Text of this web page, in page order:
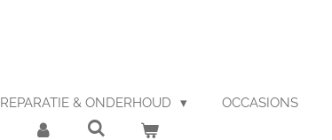
REPARATIE & ONDERHOUD OCCASIONS